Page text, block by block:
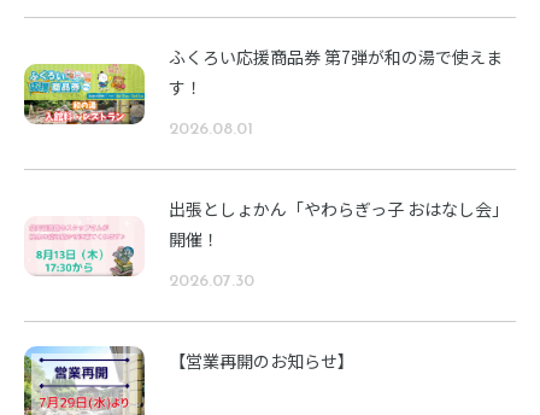
ふくろい応援商品券 第7弾が和の湯で使えま
す！
2026.08.01
出張としょかん「やわらぎっ子 おはなし会」
開催！
2026.07.30
【営業再開のお知らせ】